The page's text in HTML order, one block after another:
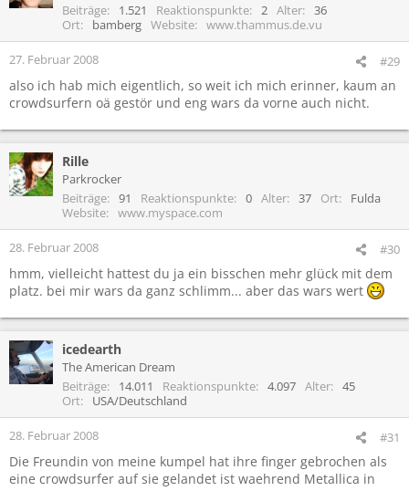
Beiträge
1.521 Reaktionspunkte 2 Alter
36
Ort
bamberg Website www.thammus.de.vu
27. Februar 2008 #29
also ich hab mich eigentlich, so weit ich mich erinner, kaum an
crowdsurfern oä gestör und eng wars da vorne auch nicht.
Rille
Parkrocker
Beiträge
91 Reaktionspunkte 0 Alter 37 Ort
Fulda
Website
www.myspace.com
28. Februar 2008 #30
hmm, vielleicht hattest du ja ein bisschen mehr glück mit dem
platz. bei mir wars da ganz schlimm... aber das wars wert
icedearth
The American Dream
Beiträge
14.011 Reaktionspunkte 4.097 Alter
45
Ort
USA/Deutschland
28. Februar 2008 #31
Die Freundin von meine kumpel hat ihre finger gebrochen als
eine crowdsurfer auf sie gelandet ist waehrend Metallica in